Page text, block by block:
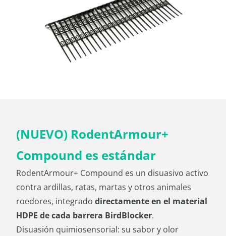
(NUEVO) RodentArmour+
Compound es estándar
RodentArmour+ Compound es un disuasivo activo
contra ardillas, ratas, martas y otros animales
roedores, integrado directamente en el material
HDPE de cada barrera BirdBlocker.
Disuasión quimiosensorial: su sabor y olor